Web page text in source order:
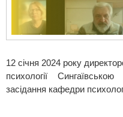
12 січня 2024 року
психології
засідання кафедри